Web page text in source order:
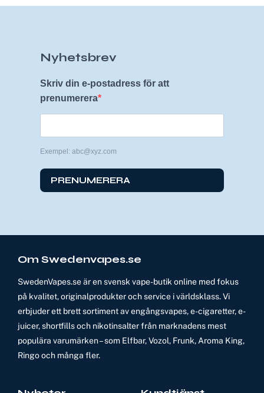
Nyhetsbrev
Skriv din e-postadress för att
prenumerera
Exempel: abc@xyz.com
PRENUMERERA
Om Swedenvapes.se
SwedenVapes.se är en svensk vape-butik online med fokus
på kvalitet, originalprodukter och service i världsklass. Vi
erbjuder ett brett sortiment av engångsvapes, e-cigaretter, e-
juicer, shortfills och nikotinsalter från marknadens mest
populära varumärken – som Elfbar, Vozol, Frunk, Aroma King,
Ringo och många fler.